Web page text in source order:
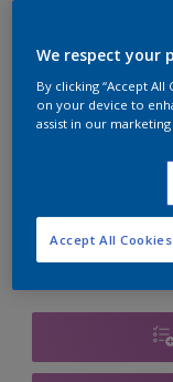
er hard aan om
We respect your
By clicking “Accept
on your device to
assist in our
Accept All Cookies